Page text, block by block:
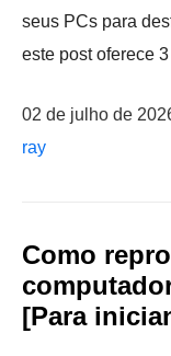
seus PCs para
este post oferece
02 de julho de
ray
Como
[Para